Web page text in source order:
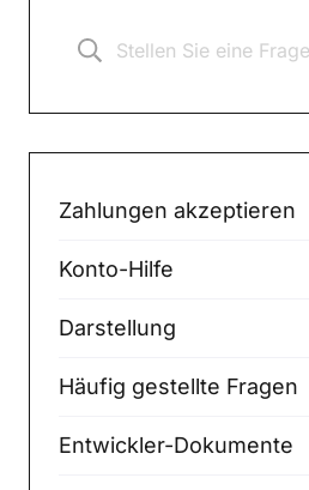
Zahlungen akzeptieren
Konto-Hilfe
Darstellung
Häufig gestellte Fragen
Entwickler-Dokumente